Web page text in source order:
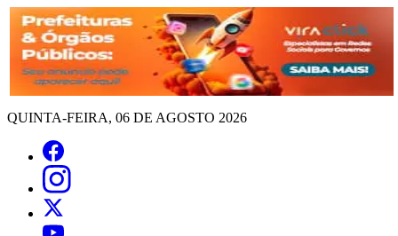
QUINTA-FEIRA, 06 DE AGOSTO 2026